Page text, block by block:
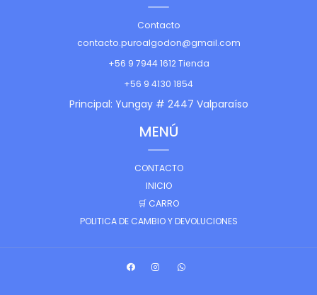
Contacto
contacto.puroalgodon@gmail.com
+56 9 7944 1612 Tienda
+56 9 4130 1854
Principal: Yungay # 2447 Valparaíso
MENÚ
CONTACTO
INICIO
🛒 CARRO
POLITICA DE CAMBIO Y DEVOLUCIONES